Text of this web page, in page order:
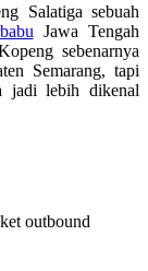
Salatiga sebuah
Jawa Tengah
sebenarnya
Semarang, tapi
jadi lebih dikenal
outbound